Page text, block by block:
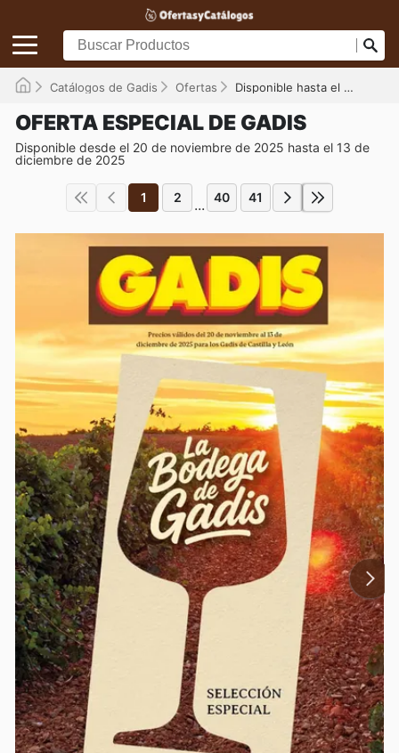
Catálogos de Gadis Ofertas Disponible hasta el 13/12/2025
OFERTA ESPECIAL DE GADIS
Disponible desde el 20 de noviembre de 2025 hasta el 13 de
diciembre de 2025
1 2 ... 40 41